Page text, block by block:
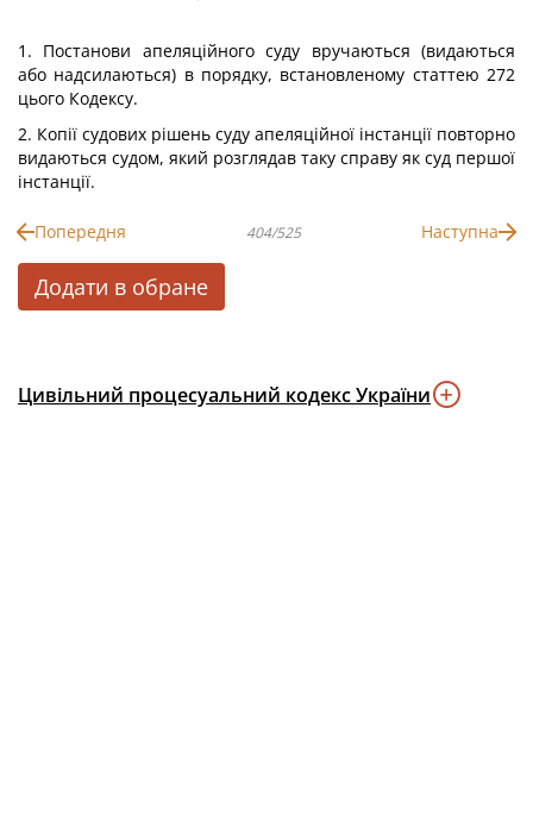
1. Постанови апеляційного суду вручаються (видаються
або надсилаються) в порядку, встановленому статтею 272
цього Кодексу.
2. Копії судових рішень суду апеляційної інстанції повторно
видаються судом, який розглядав таку справу як суд першої
інстанції.
Попередня 404/525 Наступна
Додати в обране
Цивільний процесуальний кодекс України